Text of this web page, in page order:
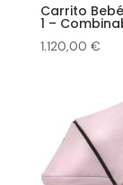
Carrito
1 –
1.120,00 €